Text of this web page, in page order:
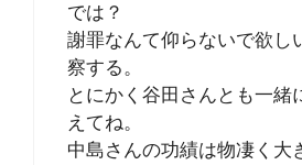
では？
謝罪なんて仰らないで欲し
察する。
とにかく谷田さんとも一緒
えてね。
中島さんの功績は物凄く大